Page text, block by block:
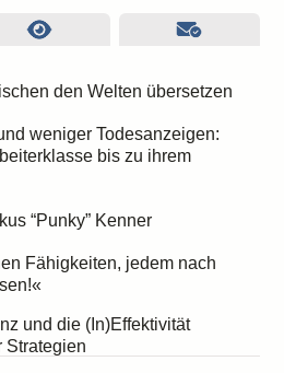
den Welten übersetzen
weniger Todesanzeigen:
bis zu ihrem
“Punky” Kenner
Fähigkeiten, jedem nach
und die (In)Effektivität
Strategien